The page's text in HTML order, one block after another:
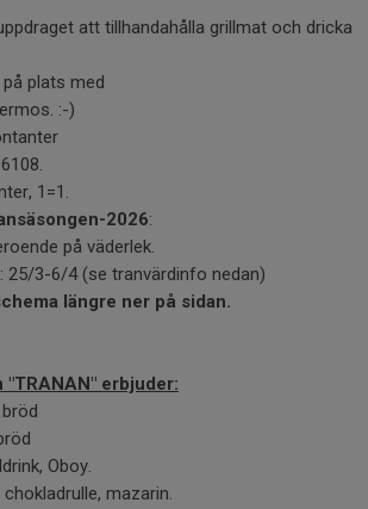
att tillhandahålla grillmat och dricka
plats med
:-)
1=1.
2026:
på väderlek.
25/3-6/4 (se tranvärdinfo nedan)
längre ner på sidan.
"TRANAN" erbjuder:
Oboy.
mazarin.